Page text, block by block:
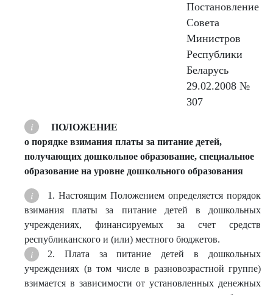
Постановление
Совета
Министров
Республики
Беларусь
29.02.2008 №
307
ПОЛОЖЕНИЕ
о порядке взимания платы за питание детей,
получающих дошкольное образование, специальное
образование на уровне дошкольного образования
1. Настоящим Положением определяется порядок
взимания платы за питание детей в дошкольных
учреждениях, финансируемых за счет средств
республиканского и (или) местного бюджетов.
2. Плата за питание детей в дошкольных
учреждениях (в том числе в разновозрастной группе)
взимается в зависимости от установленных денежных